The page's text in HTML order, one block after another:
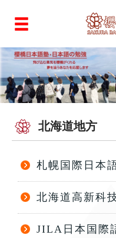
北海道地方
札幌国際日本
北海道高新科
JILA日本国際